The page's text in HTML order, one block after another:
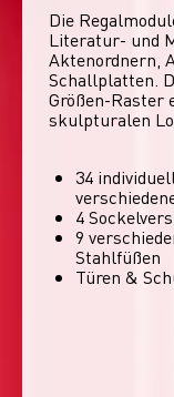
Die
Literatur- und
Aktenordnern,
Schallplatten.
Größen-Raster
skulpturalen
34
4
9
Stahlfüßen
Türen &